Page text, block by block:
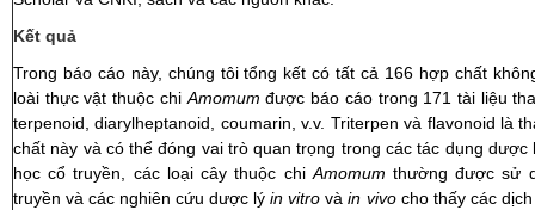
Kết quả
Trong báo cáo này, chúng tôi tổng kết có tất cả 166 hợp chất
loài thực vật thuộc chi Amomum được báo cáo trong 171 tài liệu
terpenoid, diarylheptanoid, coumarin, v.v. Triterpen và flavonoid là
chất này và có thể đóng vai trò quan trọng trong các tác dụng
học cổ truyền, các loại cây thuộc chi Amomum thường được sử
truyền và các nghiên cứu dược lýin vitro vàin vivocho thấy các